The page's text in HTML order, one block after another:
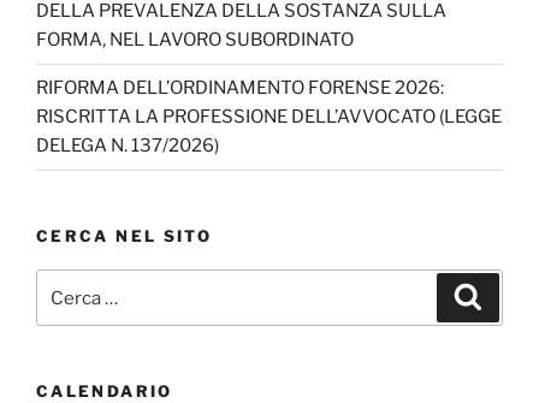
DELLA PREVALENZA DELLA SOSTANZA SULLA
FORMA, NEL LAVORO SUBORDINATO
RIFORMA DELL’ORDINAMENTO FORENSE 2026:
RISCRITTA LA PROFESSIONE DELL’AVVOCATO (LEGGE
DELEGA N. 137/2026)
CERCA NEL SITO
CALENDARIO